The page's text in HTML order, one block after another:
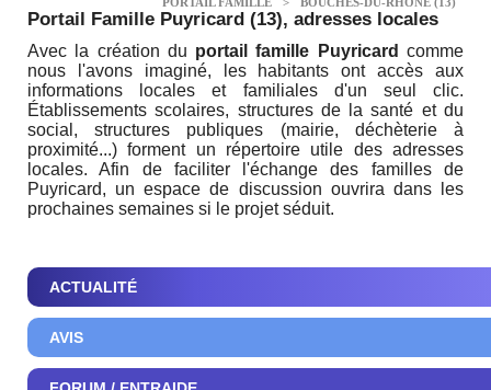
Portail Famille Puyricard (13), adresses locales
Avec la création du portail famille Puyricard comme
nous l'avons imaginé, les habitants ont accès aux
informations locales et familiales d'un seul clic.
Établissements scolaires, structures de la santé et du
social, structures publiques (mairie, déchèterie à
proximité...) forment un répertoire utile des adresses
locales. Afin de faciliter l'échange des familles de
Puyricard, un espace de discussion ouvrira dans les
prochaines semaines si le projet séduit.
ACTUALITÉ
AVIS